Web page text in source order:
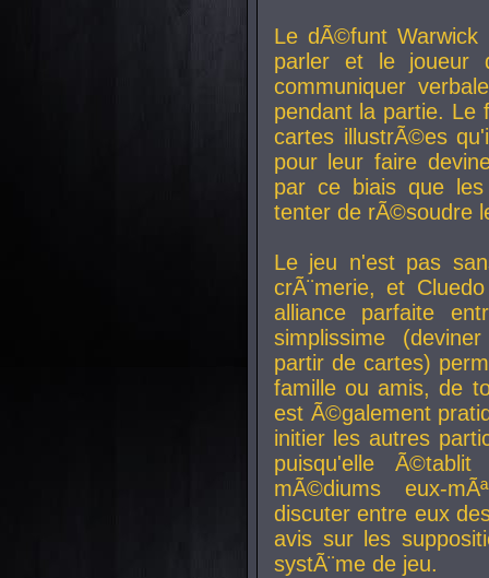
Le dÃ©funt Warwick
parler et le joueur
communiquer
pendant la partie. Le
cartes illustrÃ©es
pour leur faire
par ce biais que
tenter de rÃ©soudre
Le jeu n'est pas
crÃ¨merie, et
alliance parfaite
simplissime
partir de cartes)
famille ou amis, de
est Ã©galement
initier les autres
puisqu'elle
mÃ©diums eux-
discuter entre eux
avis sur les
systÃ¨me de jeu.